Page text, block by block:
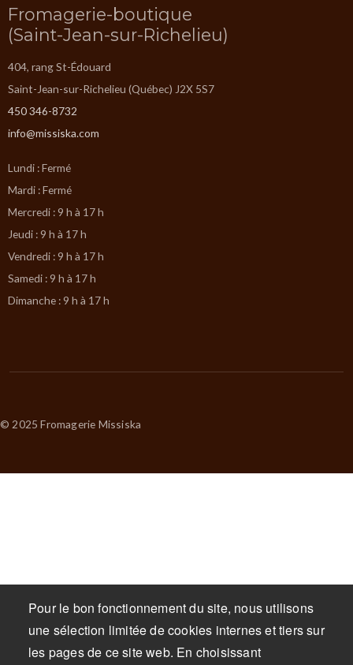
Fromagerie-boutique
(Saint-Jean-sur-Richelieu)
404, rang St-Édouard
Saint-Jean-sur-Richelieu (Québec) J2X 5S7
450 346-8732
info@missiska.com
Lundi : Fermé
Mardi : Fermé
Mercredi : 9 h à 17 h
Jeudi : 9 h à 17 h
Vendredi : 9 h à 17 h
Samedi : 9 h à 17 h
Dimanche : 9 h à 17 h
Pour le bon fonctionnement du site, nous utilisons
une sélection limitée de cookies internes et tiers sur
les pages de ce site web. En choisissant
© 2025 Fromagerie Missiska